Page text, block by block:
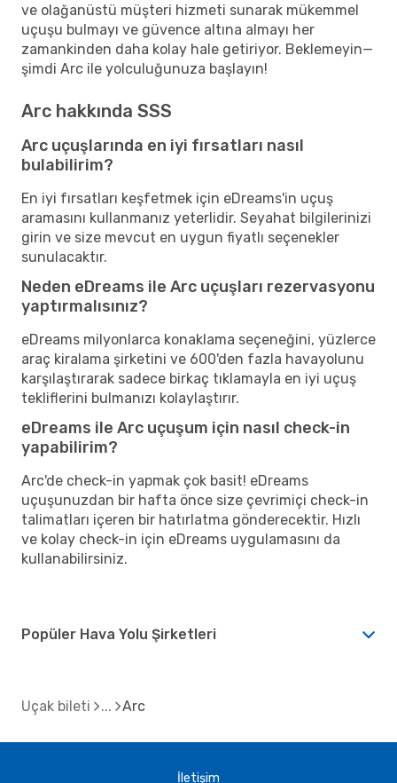
ve olağanüstü müşteri hizmeti sunarak mükemmel
uçuşu bulmayı ve güvence altına almayı her
zamankinden daha kolay hale getiriyor. Beklemeyin—
şimdi Arc ile yolculuğunuza başlayın!
Arc hakkında SSS
Arc uçuşlarında en iyi fırsatları nasıl
bulabilirim?
En iyi fırsatları keşfetmek için eDreams'in uçuş
aramasını kullanmanız yeterlidir. Seyahat bilgilerinizi
girin ve size mevcut en uygun fiyatlı seçenekler
sunulacaktır.
Neden eDreams ile Arc uçuşları rezervasyonu
yaptırmalısınız?
eDreams milyonlarca konaklama seçeneğini, yüzlerce
araç kiralama şirketini ve 600'den fazla havayolunu
karşılaştırarak sadece birkaç tıklamayla en iyi uçuş
tekliflerini bulmanızı kolaylaştırır.
eDreams ile Arc uçuşum için nasıl check-in
yapabilirim?
Arc'de check-in yapmak çok basit! eDreams
uçuşunuzdan bir hafta önce size çevrimiçi check-in
talimatları içeren bir hatırlatma gönderecektir. Hızlı
ve kolay check-in için eDreams uygulamasını da
kullanabilirsiniz.
Popüler Hava Yolu Şirketleri
Uçak bileti Arc
İletişim